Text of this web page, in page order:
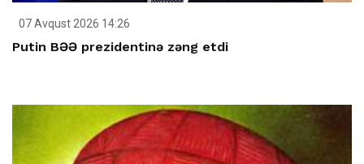
07 Avqust 2026 14:26
Putin BƏƏ prezidentinə zəng etdi